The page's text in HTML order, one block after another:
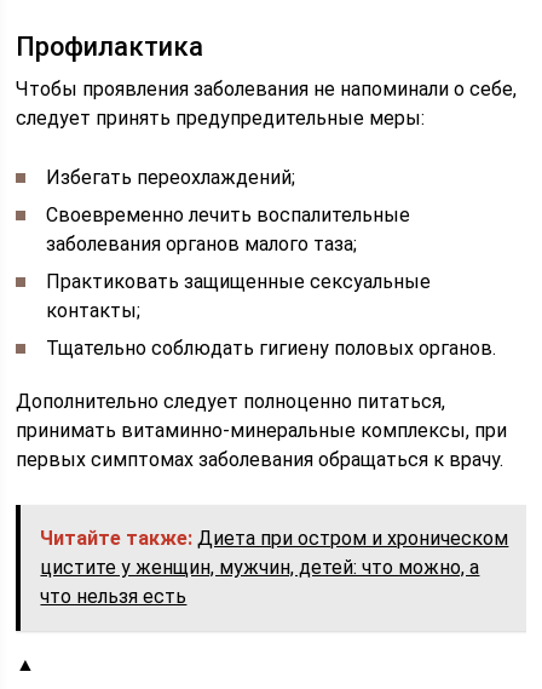
Профилактика
Чтобы проявления заболевания не напоминали о себе,
следует принять предупредительные меры:
Избегать переохлаждений;
Своевременно лечить воспалительные
заболевания органов малого таза;
Практиковать защищенные сексуальные
контакты;
Тщательно соблюдать гигиену половых органов.
Дополнительно следует полноценно питаться,
принимать витаминно-минеральные комплексы, при
первых симптомах заболевания обращаться к врачу.
Читайте также: Диета при остром и хроническом
цистите у женщин, мужчин, детей: что можно, а
что нельзя есть
▲